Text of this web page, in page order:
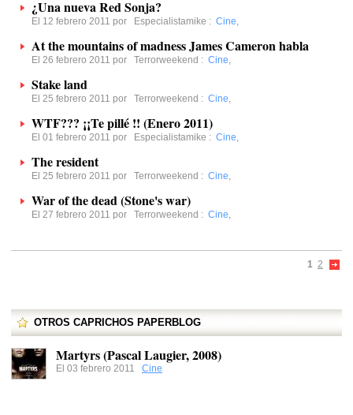
¿Una nueva Red Sonja?
El 12 febrero 2011 por Especialistamike : Cine,
At the mountains of madness James Cameron habla
El 26 febrero 2011 por Terrorweekend : Cine,
Stake land
El 25 febrero 2011 por Terrorweekend : Cine,
WTF??? ¡¡Te pillé !! (Enero 2011)
El 01 febrero 2011 por Especialistamike : Cine,
The resident
El 25 febrero 2011 por Terrorweekend : Cine,
War of the dead (Stone's war)
El 27 febrero 2011 por Terrorweekend : Cine,
1 2
OTROS CAPRICHOS PAPERBLOG
Martyrs (Pascal Laugier, 2008)
El 03 febrero 2011 Cine